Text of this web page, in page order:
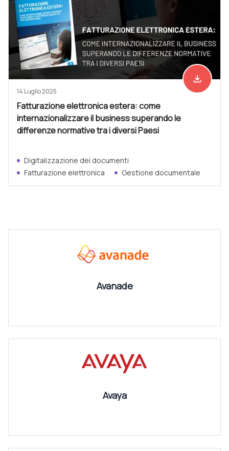
Scarica
file_download
14 Luglio 2025
Fatturazione elettronica estera: come
internazionalizzare il business superando le
differenze normative tra i diversi Paesi
Digitalizzazione dei documenti
Fatturazione elettronica
Gestione documentale
Avanade
Avaya